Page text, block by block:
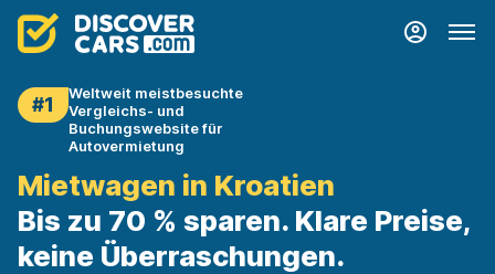
#1
Weltweit meistbesuchte
Vergleichs- und
Buchungswebsite für
Autovermietung
Mietwagen in Kroatien
Bis zu 70 % sparen. Klare Preise,
keine Überraschungen.